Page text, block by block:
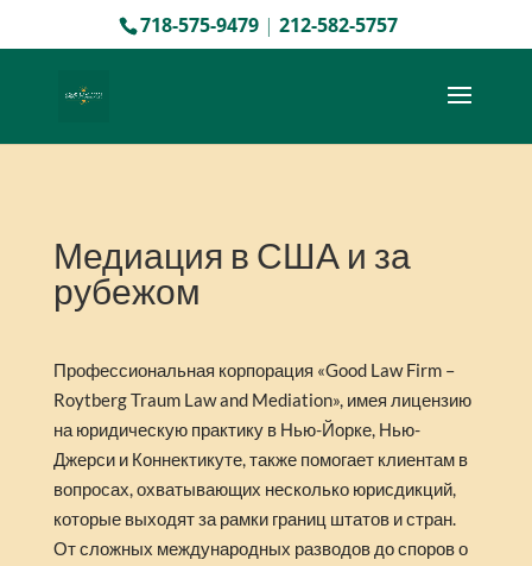
718-575-9479| 212-582-5757
Медиация в США и за
рубежом
Профессиональная корпорация «Good Law Firm –
Roytberg Traum Law and Mediation», имея лицензию
на юридическую практику в Нью-Йорке, Нью-
Джерси и Коннектикуте, также помогает клиентам в
вопросах, охватывающих несколько юрисдикций,
которые выходят за рамки границ штатов и стран.
От сложных международных разводов до споров о